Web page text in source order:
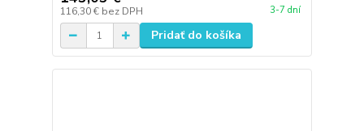
116,30 € bez DPH 3-7 dní
Pridať do košíka